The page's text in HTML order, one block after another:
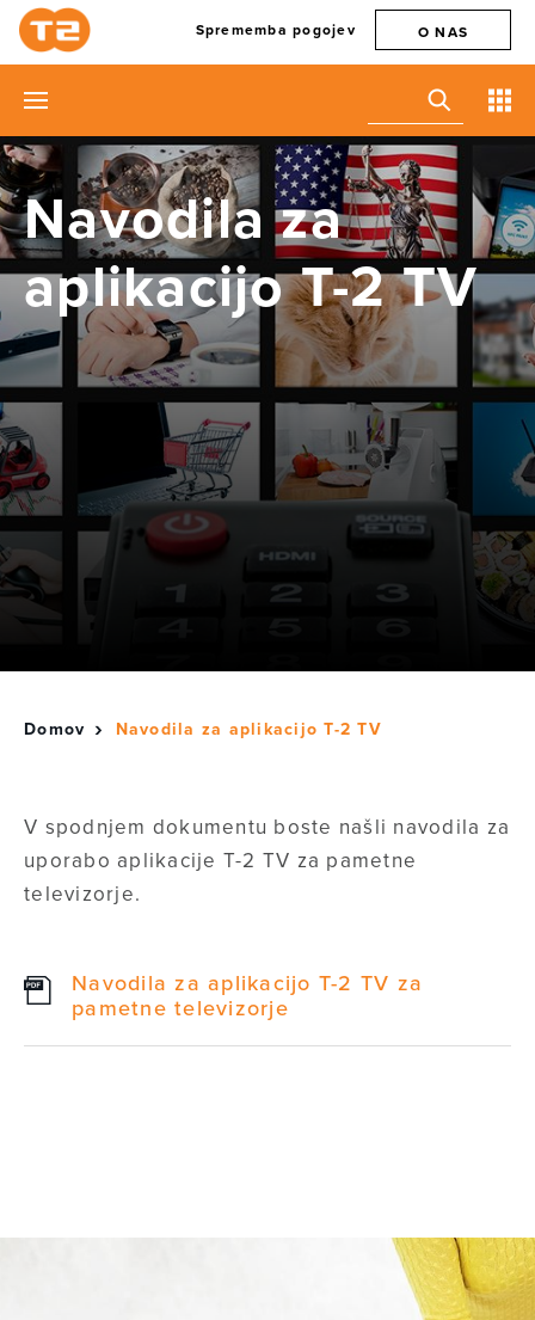
Sprememba pogojev O NAS
Navodila za
aplikacijo T-2 TV
Domov Navodila za aplikacijo T-2 TV
V spodnjem dokumentu boste našli navodila za
uporabo aplikacije T-2 TV za pametne
televizorje.
Navodila za aplikacijo T-2 TV za
pametne televizorje